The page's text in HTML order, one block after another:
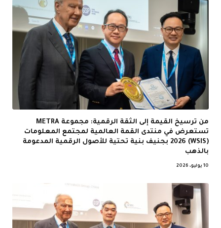
من ترسيخ القيمة إلى الثقة الرقمية: مجموعة METRA
تستعرض في منتدى القمة العالمية لمجتمع المعلومات
(WSIS) 2026 بجنيف بنية تحتية للأصول الرقمية المدعومة
بالذهب
10 يوليو، 2026